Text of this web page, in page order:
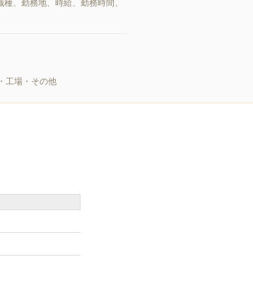
、勤務地、時給、勤務時間、
工場・その他